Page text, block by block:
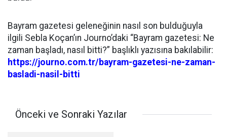
Bayram gazetesi geleneğinin nasıl son bulduğuyla
ilgili Sebla Koçan’ın Journo’daki “Bayram gazetesi: Ne
zaman başladı, nasıl bitti?” başlıklı yazısına bakılabilir:
https://journo.com.tr/bayram-gazetesi-ne-zaman-
basladi-nasil-bitti
Önceki ve Sonraki Yazılar